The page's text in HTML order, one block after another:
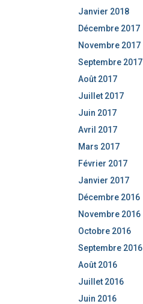
Janvier 2018
Décembre 2017
Novembre 2017
Septembre 2017
Août 2017
Juillet 2017
Juin 2017
Avril 2017
Mars 2017
Février 2017
Janvier 2017
Décembre 2016
Novembre 2016
Octobre 2016
Septembre 2016
Août 2016
Juillet 2016
Juin 2016